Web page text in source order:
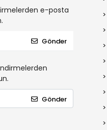
e-posta
Gönder
Gönder